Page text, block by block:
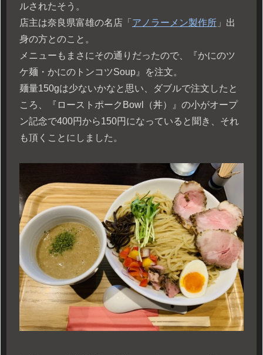
ルされたそう。
店主は奈良県富雄の名店「 アノラーメン製作所 」出
身の方とのこと。
メニューもまさにその通りだったので、『かにのツ
ケ麺・かにのトンコツSoup』を注文。
麺量150gは少ないかなと思い、ダブルで注文したと
ころ、『ローストポークBowl（丼）』の小がオープ
ン記念で400円から150円になっていると聞き、それ
も頂くことにしました。